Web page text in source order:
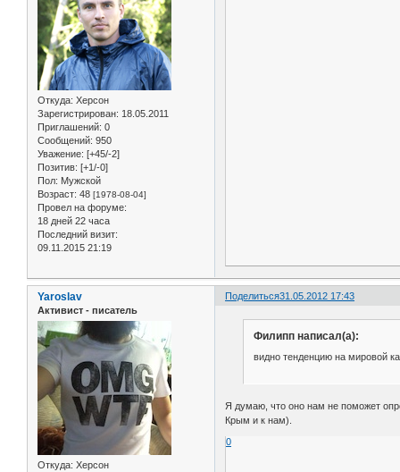
Откуда: Херсон
Зарегистрирован: 18.05.2011
Приглашений: 0
Сообщений: 950
Уважение: [+45/-2]
Позитив: [+1/-0]
Пол: Мужской
Возраст: 48 [1978-08-04]
Провел на форуме:
18 дней 22 часа
Последний визит:
09.11.2015 21:19
Поделиться31.05.2012 17:43
Yaroslav
Активист - писатель
Откуда: Херсон
Филипп написал(а):
видно тенденцию на мировой
Я думаю, что оно нам не поможет
Крым и к нам).
0